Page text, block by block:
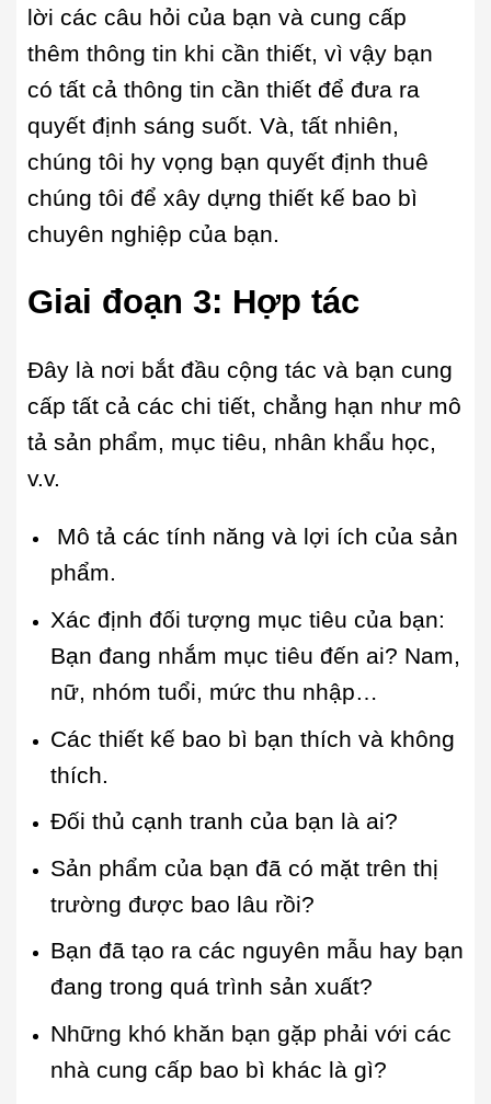
lời các câu hỏi của bạn và cung cấp
thêm thông tin khi cần thiết, vì vậy bạn
có tất cả thông tin cần thiết để đưa ra
quyết định sáng suốt. Và, tất nhiên,
chúng tôi hy vọng bạn quyết định thuê
chúng tôi để xây dựng thiết kế bao bì
chuyên nghiệp của bạn.
Giai đoạn 3: Hợp tác
Đây là nơi bắt đầu cộng tác và bạn cung
cấp tất cả các chi tiết, chẳng hạn như mô
tả sản phẩm, mục tiêu, nhân khẩu học,
v.v.
Mô tả các tính năng và lợi ích của sản
phẩm.
Xác định đối tượng mục tiêu của bạn:
Bạn đang nhắm mục tiêu đến ai? Nam,
nữ, nhóm tuổi, mức thu nhập…
Các thiết kế bao bì bạn thích và không
thích.
Đối thủ cạnh tranh của bạn là ai?
Sản phẩm của bạn đã có mặt trên thị
trường được bao lâu rồi?
Bạn đã tạo ra các nguyên mẫu hay bạn
đang trong quá trình sản xuất?
Những khó khăn bạn gặp phải với các
nhà cung cấp bao bì khác là gì?